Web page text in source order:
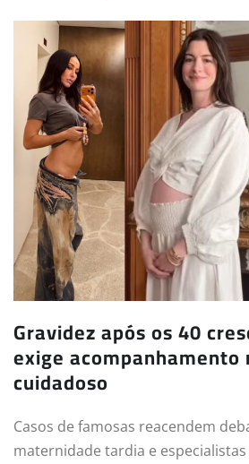
Gravidez após os 40
exige acompanhamento
cuidadoso
Casos de famosas reacendem
maternidade tardia e